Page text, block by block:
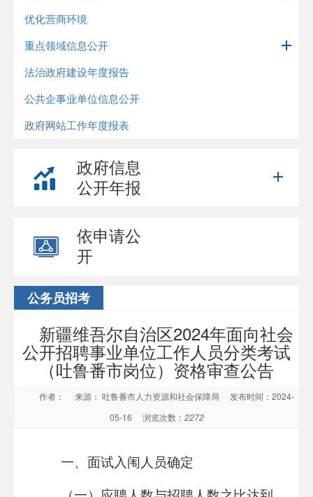
优化营商环境
重点领域信息公开
法治政府建设年度报告
公共企事业单位信息公开
政府网站工作年度报表
政府信息
公开年报
依申请公
开
公务员招考
新疆维吾尔自治区2024年面向社会
公开招聘事业单位工作人员分类考试
（吐鲁番市岗位）资格审查公告
作者： 来源： 吐鲁番市人力资源和社会保障局
发布时间：2024-
05-16
浏览次数： 2272
一、面试入闱人员确定